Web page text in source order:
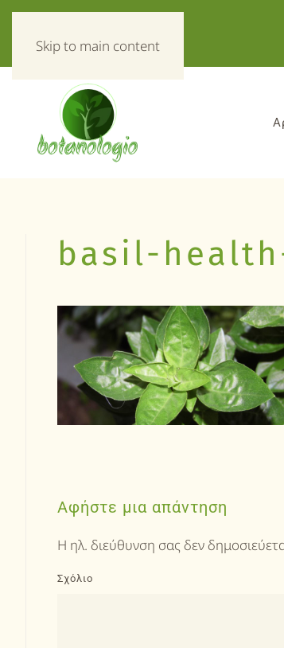
Skip to main content
basil-
Αφήστε μια απάντηση
Η ηλ. διεύθυνση σας δεν
Σχόλιο